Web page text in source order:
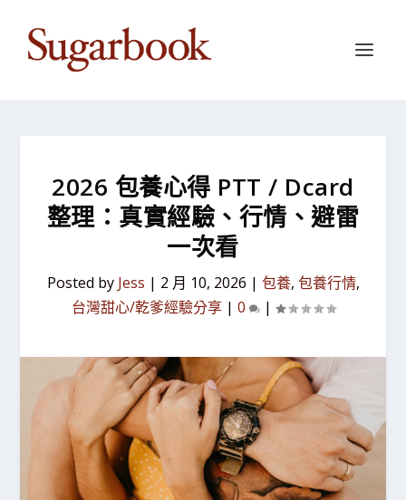
2026 包養心得 PTT / Dcard
整理：真實經驗、行情、避雷
一次看
Posted by Jess | 2 月 10, 2026 | 包養, 包養行情,
台灣甜心/乾爹經驗分享| 0 |